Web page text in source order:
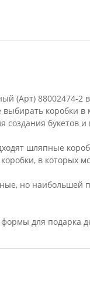
(Арт) 88002474-
коробки
букетов
шляпные
в
но
для подарка